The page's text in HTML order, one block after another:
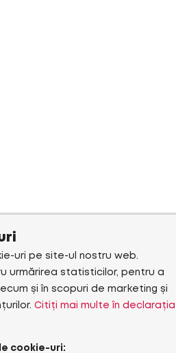
uri pe site-ul nostru web.
urmărirea statisticilor, pentru a
și în scopuri de marketing și
Citiți mai multe în declarația
cookie-uri: